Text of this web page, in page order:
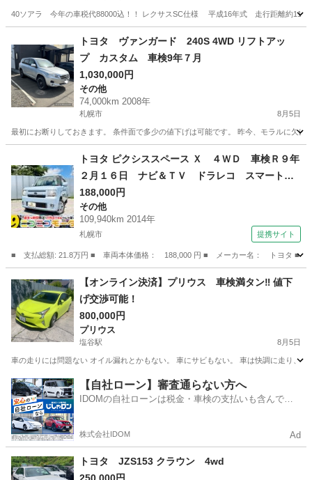
40ソアラ 今年の車税代88000込！！ レクサスSC仕様 平成16年式 走行距離約
南郷７丁目駅 その他
トヨタ ヴァンガード 240S 4WD リフトアッ
プ カスタム 車検9年７月
1,030,000円
その他
74,000km 2008年
札幌市 8月5日
最初にお断りしておきます。 条件面で多少の値下げは可能です。 昨今、モラルに欠
その他 ヴァンガード
トヨタ ピクシススペース Ｘ ４ＷＤ 車検Ｒ９年
２月１６日 ナビ＆ＴＶ ドラレコ スマートキ
ー キーフリー Ｂｌｕｅｔｏｏｔｈ エコアイ
ドル ヘッドライトレベライザー 修復歴無 （検
9.2）
188,000円
その他
109,940km 2014年
札幌市 提携サイト
■ 支払総額: 21.8万円 ■ 車両本体価格： 188,000 円 ■ メーカー名： トヨタ ■
その他
【オンライン決済】プリウス 車検満タン‼️ 値下
げ交渉可能！
800,000円
プリウス
塩谷駅 8月5日
車の走りには問題ない オイル漏れとかもない。 車にサビもない。 車は快調に走り、
北海道 小樽市 塩谷駅 プリウス
【自社ローン】審査通らない方へ
IDOMの自社ローンは税金・車検の支払いも含んでい
株式会社IDOM Ad
トヨタ JZS153 クラウン 4wd